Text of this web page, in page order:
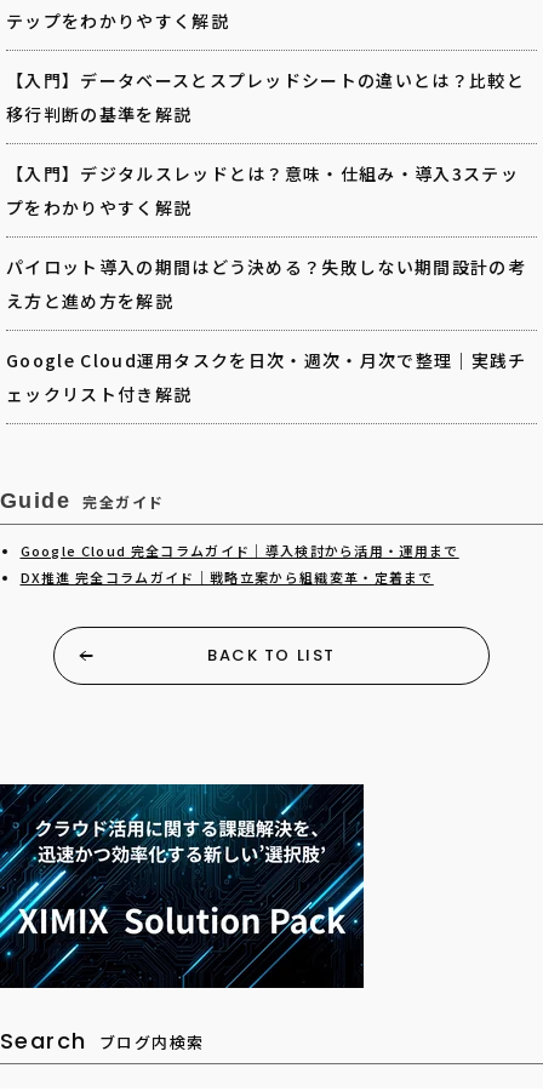
テップをわかりやすく解説
【入門】データベースとスプレッドシートの違いとは？比較と
移行判断の基準を解説
【入門】デジタルスレッドとは？意味・仕組み・導入3ステッ
プをわかりやすく解説
パイロット導入の期間はどう決める？失敗しない期間設計の考
え方と進め方を解説
Google Cloud運用タスクを日次・週次・月次で整理｜実践チ
ェックリスト付き解説
Guide 完全ガイド
Google Cloud 完全コラムガイド｜導入検討から活用・運用まで
DX推進 完全コラムガイド｜戦略立案から組織変革・定着まで
BACK TO LIST
Search ブログ内検索